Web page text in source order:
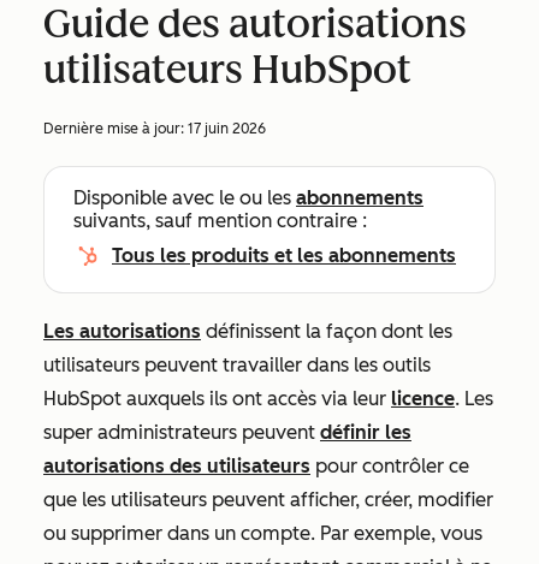
Guide des autorisations
utilisateurs HubSpot
Dernière mise à jour: 17 juin 2026
Disponible avec le ou les abonnements
suivants, sauf mention contraire :
Tous les produits et les abonnements
Les autorisations définissent la façon dont les
utilisateurs peuvent travailler dans les outils
HubSpot auxquels ils ont accès via leur licence. Les
super administrateurs peuvent définir les
autorisations des utilisateurs pour contrôler ce
que les utilisateurs peuvent afficher, créer, modifier
ou supprimer dans un compte. Par exemple, vous